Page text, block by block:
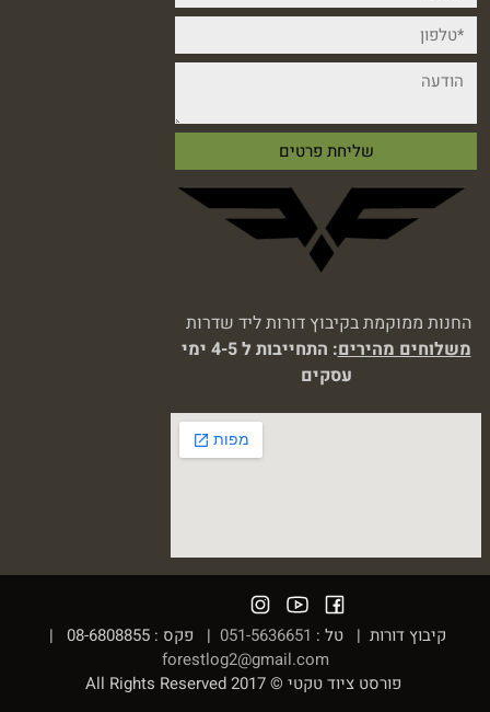
החנות ממוקמת בקיבוץ דורות ליד שדרות
משלוחים מהירים
: התחייבות ל 4-5 ימי
עסקים
קיבוץ דורות | טל : 051-5636651 | פקס : 08-6808855 |
forestlog2@gmail.com
פורסט ציוד טקטי © 2017 All Rights Reserved